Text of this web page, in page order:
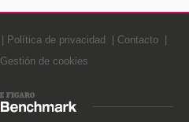
Política de privacidad
Contacto
Gestión de cookies